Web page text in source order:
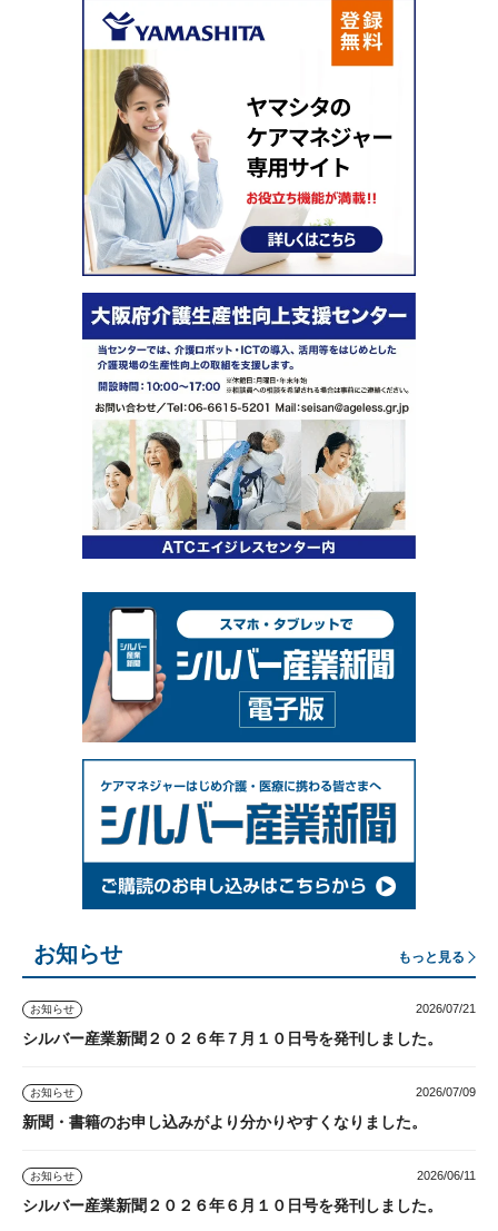
お知らせ もっと見る
お知らせ 2026/07/21
シルバー産業新聞２０２６年７月１０日号を発刊しました。
お知らせ 2026/07/09
新聞・書籍のお申し込みがより分かりやすくなりました。
お知らせ 2026/06/11
シルバー産業新聞２０２６年６月１０日号を発刊しました。